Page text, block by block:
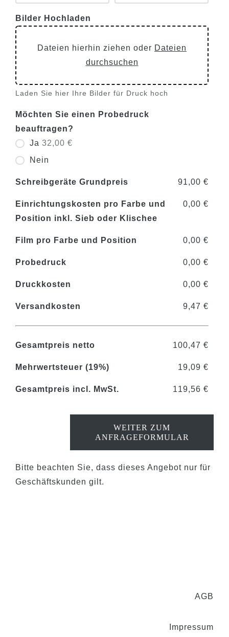
Bilder Hochladen
Dateien hierhin ziehen oder Dateien
durchsuchen
Laden Sie hier Ihre Bilder für Druck hoch
Möchten Sie einen Probedruck
beauftragen?
Ja 32,00 €
Nein
Schreibgeräte Grundpreis 91,00 €
Einrichtungskosten pro Farbe und
Position inkl. Sieb oder Klischee
0,00 €
Film pro Farbe und Position 0,00 €
Probedruck 0,00 €
Druckkosten 0,00 €
Versandkosten 9,47 €
Gesamtpreis netto 100,47 €
Mehrwertsteuer (19%) 19,09 €
Gesamtpreis incl. MwSt. 119,56 €
910
Menge
WEITER ZUM
ANFRAGEFORMULAR
Bitte beachten Sie, dass dieses Angebot nur für
Geschäftskunden gilt.
AGB
Impressum